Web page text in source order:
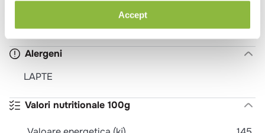
Accept
LAPTE de vaca pasteurizat, culturi LACTICE
Alergeni
LAPTE
Valori nutritionale 100g